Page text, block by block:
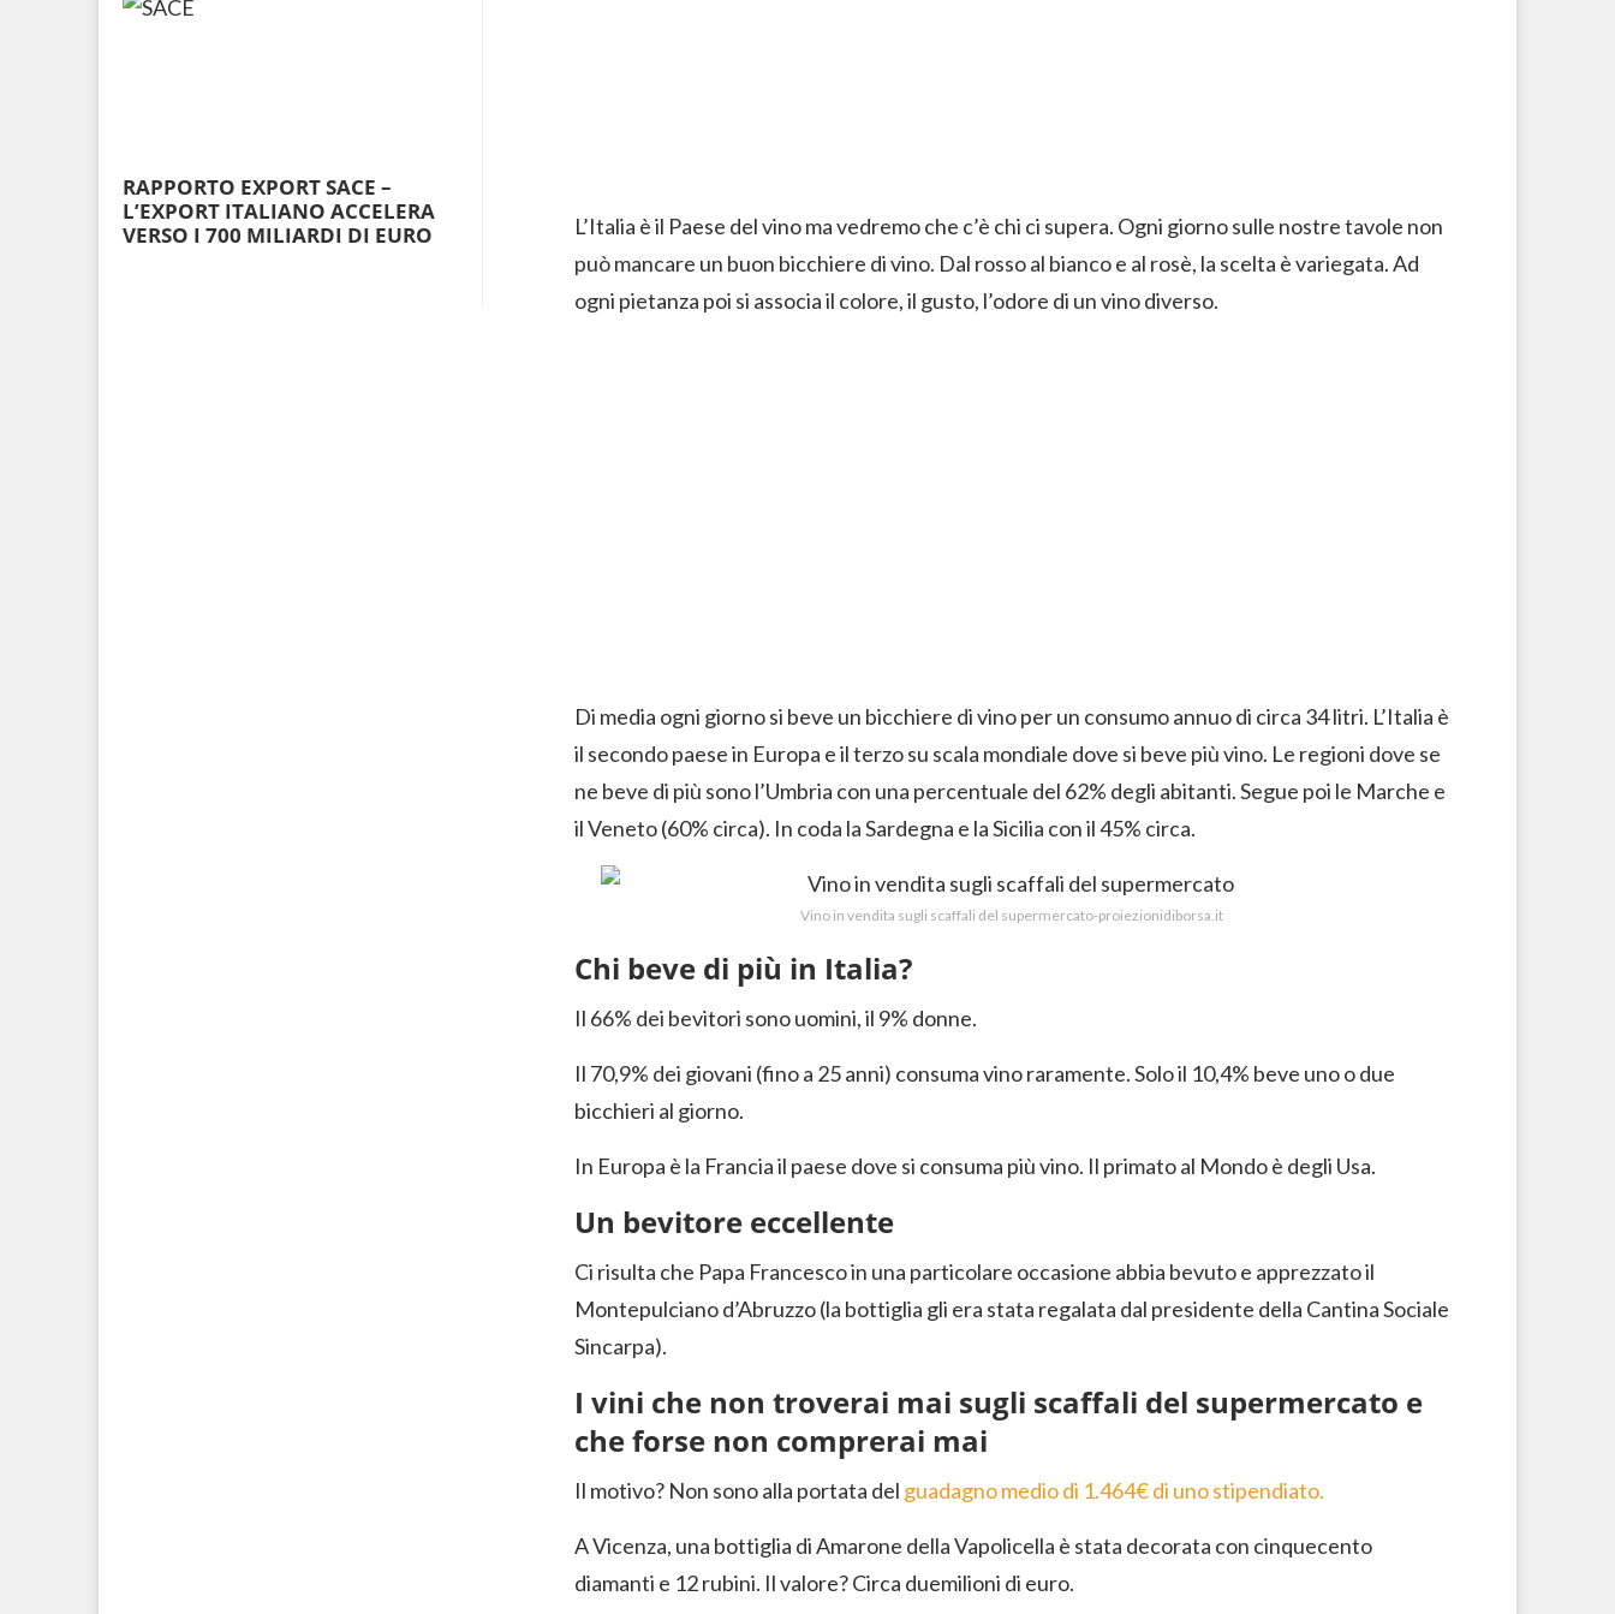
L’Italia è il Paese del vino ma vedremo che c’è chi ci supera. Ogni giorno sulle nostre tavole non
può mancare un buon bicchiere di vino. Dal rosso al bianco e al rosè, la scelta è variegata. Ad
ogni pietanza poi si associa il colore, il gusto, l’odore di un vino diverso.
Di media ogni giorno si beve un bicchiere di vino per un consumo annuo di circa 34 litri. L’Italia è
il secondo paese in Europa e il terzo su scala mondiale dove si beve più vino. Le regioni dove se
ne beve di più sono l’Umbria con una percentuale del 62% degli abitanti. Segue poi le Marche e
il Veneto (60% circa). In coda la Sardegna e la Sicilia con il 45% circa.
Vino in vendita sugli scaffali del supermercato-proiezionidiborsa.it
Chi beve di più in Italia?
Il 66% dei bevitori sono uomini, il 9% donne.
Il 70,9% dei giovani (fino a 25 anni) consuma vino raramente. Solo il 10,4% beve uno o due
bicchieri al giorno.
In Europa è la Francia il paese dove si consuma più vino. Il primato al Mondo è degli Usa.
Un bevitore eccellente
Ci risulta che Papa Francesco in una particolare occasione abbia bevuto e apprezzato il
Montepulciano d’Abruzzo (la bottiglia gli era stata regalata dal presidente della Cantina Sociale
Sincarpa).
I vini che non troverai mai sugli scaffali del supermercato e
che forse non comprerai mai
Il motivo? Non sono alla portata del guadagno medio di 1.464€di uno stipendiato.
A Vicenza, una bottiglia di Amarone della Vapolicella è stata decorata con cinquecento
diamanti e 12 rubini. Il valore? Circa duemilioni di euro.
RAPPORTO EXPORT SACE –
L’EXPORT ITALIANO ACCELERA
VERSO I 700 MILIARDI DI EURO